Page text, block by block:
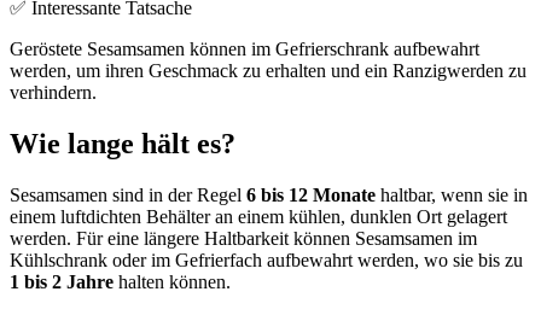
✅ Interessante Tatsache
Geröstete Sesamsamen können im Gefrierschrank aufbewahrt
werden, um ihren Geschmack zu erhalten und ein Ranzigwerden zu
verhindern.
Wie lange hält es?
Sesamsamen sind in der Regel 6 bis 12 Monate haltbar, wenn sie in
einem luftdichten Behälter an einem kühlen, dunklen Ort gelagert
werden. Für eine längere Haltbarkeit können Sesamsamen im
Kühlschrank oder im Gefrierfach aufbewahrt werden, wo sie bis zu
1 bis 2 Jahre halten können.